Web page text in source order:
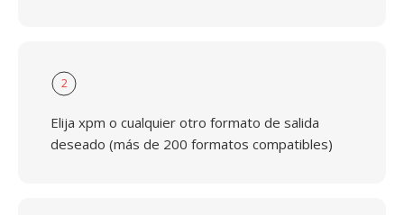
2
Elija xpm o cualquier otro formato de salida
deseado (más de 200 formatos compatibles)